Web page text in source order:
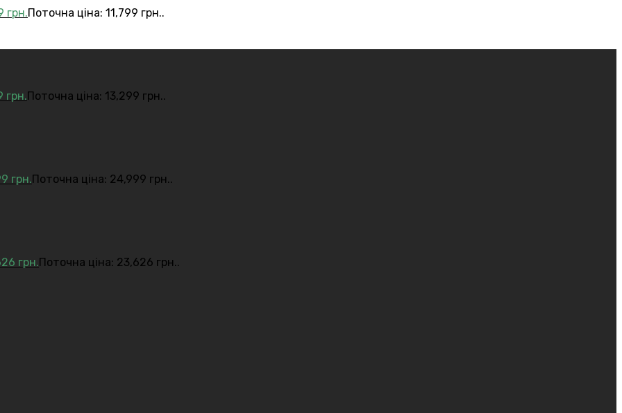
грн.Поточна ціна: 11,799 грн..
грн. Поточна ціна: 13,299 грн..
грн. Поточна ціна: 24,999 грн..
грн. Поточна ціна: 23,626 грн..